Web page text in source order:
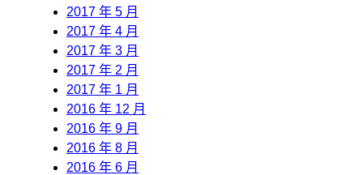
2017 年 5 月
2017 年 4 月
2017 年 3 月
2017 年 2 月
2017 年 1 月
2016 年 12 月
2016 年 9 月
2016 年 8 月
2016 年 6 月